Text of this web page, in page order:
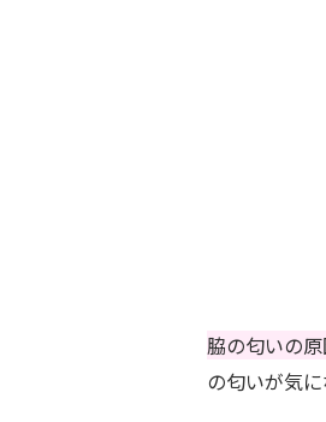
脇の匂いの
の匂いが気